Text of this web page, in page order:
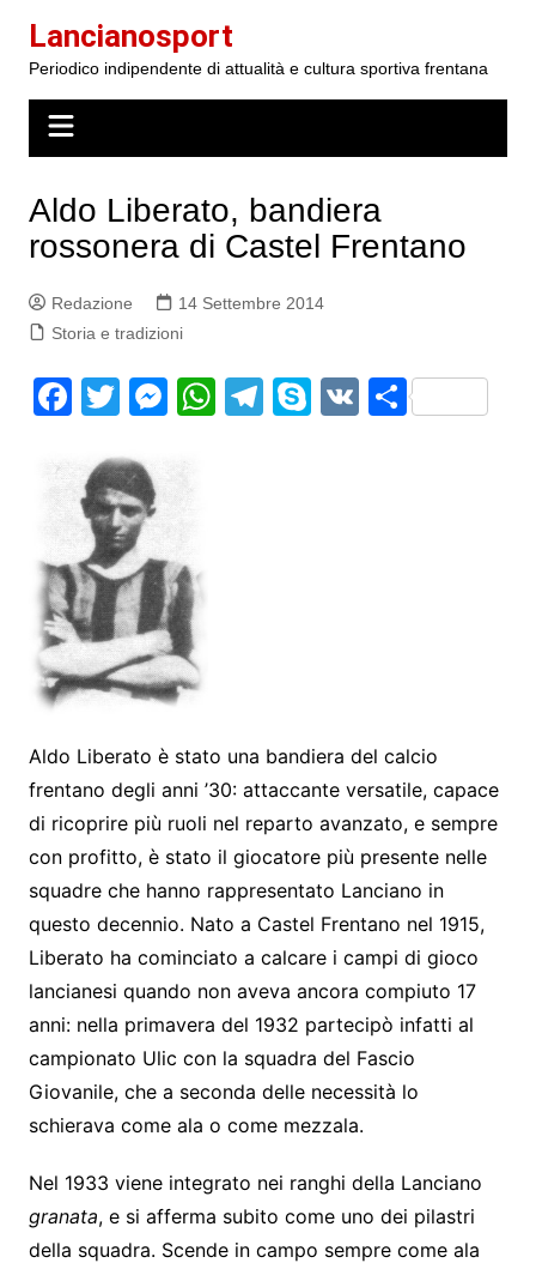
contenuto
Lancianosport
Periodico indipendente di attualità e cultura sportiva frentana
Aldo Liberato, bandiera
rossonera di Castel Frentano
Redazione
14 Settembre 2014
Storia e tradizioni
F
c
e
b
o
o
k
T
itt
er
M
s
s
e
n
g
er
W T S V S
Aldo Liberato è stato una bandiera del calcio
frentano degli anni ’30: attaccante versatile, capace
di ricoprire più ruoli nel reparto avanzato, e sempre
con profitto, è stato il giocatore più presente nelle
squadre che hanno rappresentato Lanciano in
questo decennio. Nato a Castel Frentano nel 1915,
Liberato ha cominciato a calcare i campi di gioco
lancianesi quando non aveva ancora compiuto 17
anni: nella primavera del 1932 partecipò infatti al
campionato Ulic con la squadra del Fascio
Giovanile, che a seconda delle necessità lo
schierava come ala o come mezzala.
Nel 1933 viene integrato nei ranghi della Lanciano
granata, e si afferma subito come uno dei pilastri
della squadra. Scende in campo sempre come ala